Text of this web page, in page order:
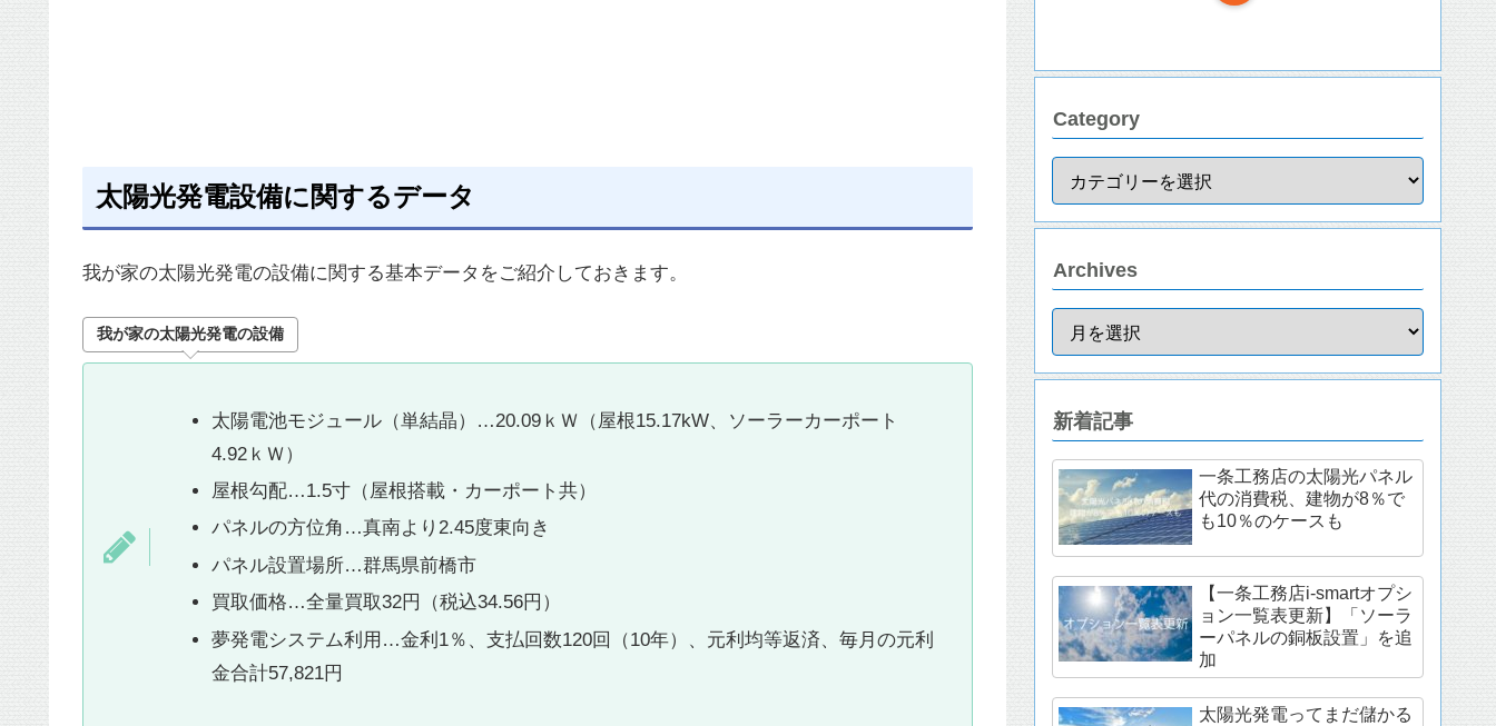
太陽光発電設備に関するデータ
我が家の太陽光発電の設備に関する基本データをご紹介しておきます。
我が家の太陽光発電の設備
太陽電池モジュール（単結晶）…20.09ｋＷ（屋根15.17kW、ソーラーカーポート
4.92ｋＷ）
屋根勾配…1.5寸（屋根搭載・カーポート共）
パネルの方位角…真南より2.45度東向き
パネル設置場所…群馬県前橋市
買取価格…全量買取32円（税込34.56円）
夢発電システム利用…金利1％、支払回数120回（10年）、元利均等返済、毎月の元利
金合計57,821円
Category
Archives
新着記事
一条工務店の太陽光パネル
代の消費税、建物が8％で
も10％のケースも
【一条工務店i-smartオプシ
ョン一覧表更新】「ソーラ
ーパネルの銅板設置」を追
加
太陽光発電ってまだ儲かる